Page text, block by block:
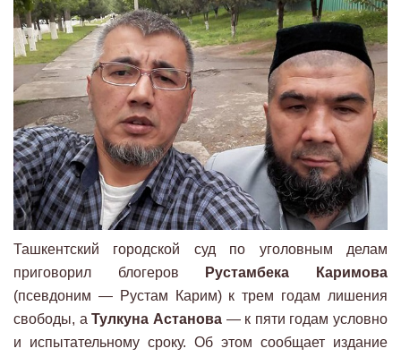
Ташкентский городской суд по уголовным делам
приговорил блогеров
Рустамбека Каримова
(псевдоним — Рустам Карим) к трем годам лишения
свободы, аТулкуна Астанова— к пяти годам условно
и испытательному сроку. Об этом сообщает издание